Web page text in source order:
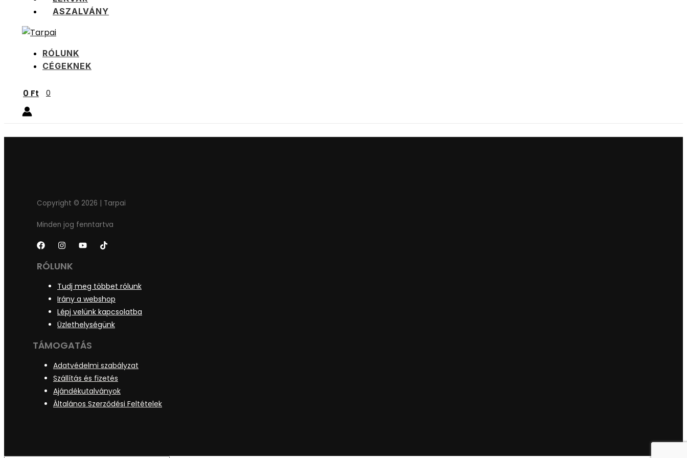
ASZALVÁNY
RÓLUNK
CÉGEKNEK
0 Ft 0
Copyright © 2026 | Tarpai
Minden jog fenntartva
RÓLUNK
Tudj meg többet rólunk
Irány a webshop
Lépj velünk kapcsolatba
Üzlethelységünk
TÁMOGATÁS
Adatvédelmi szabályzat
Szállítás és fizetés
Ajándékutalványok
Általános Szerződési Feltételek